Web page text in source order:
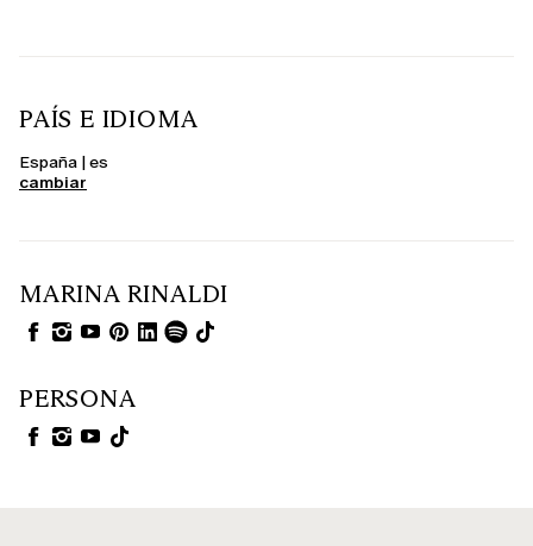
PAÍS E IDIOMA
España | es
cambiar
MARINA RINALDI
PERSONA